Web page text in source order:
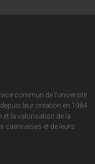
commun de l'université
leur création en 1984
et la valorisation de la
caennaises et de leurs